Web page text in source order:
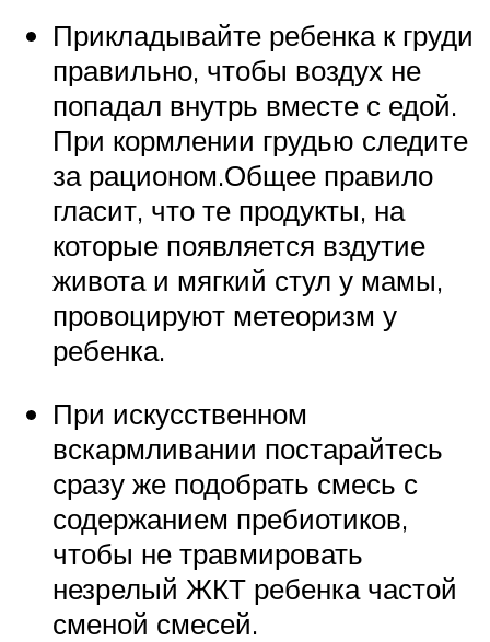
Прикладывайте ребенка к груди
правильно, чтобы воздух не
попадал внутрь вместе с едой.
При кормлении грудью следите
за рационом.Общее правило
гласит, что те продукты, на
которые появляется вздутие
живота и мягкий стул у мамы,
провоцируют метеоризм у
ребенка.
При искусственном
вскармливании постарайтесь
сразу же подобрать смесь с
содержанием пребиотиков,
чтобы не травмировать
незрелый ЖКТ ребенка частой
сменой смесей.